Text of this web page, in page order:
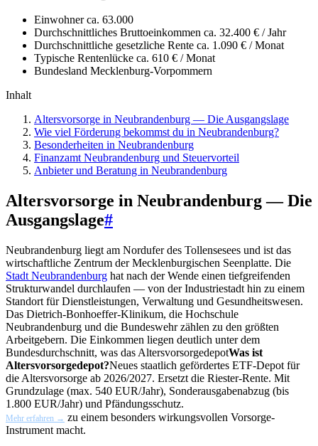
Einwohnerca. 63.000
Durchschnittliches Bruttoeinkommen ca. 32.400 € / Jahr
Durchschnittliche gesetzliche Rente ca. 1.090 € / Monat
Typische Rentenlücke ca. 610 € / Monat
Bundesland Mecklenburg-Vorpommern
Inhalt
Altersvorsorge in Neubrandenburg — Die Ausgangslage
Wie viel Förderung bekommst du in Neubrandenburg?
Besonderheiten in Neubrandenburg
Finanzamt Neubrandenburg und Steuervorteil
Anbieter und Beratung in Neubrandenburg
Altersvorsorge in Neubrandenburg — Die
Ausgangslage#
Neubrandenburg liegt am Nordufer des Tollensesees und ist das
wirtschaftliche Zentrum der Mecklenburgischen Seenplatte. Die
Stadt Neubrandenburg hat nach der Wende einen tiefgreifenden
Strukturwandel durchlaufen — von der Industriestadt hin zu einem
Standort für Dienstleistungen, Verwaltung und Gesundheitswesen.
Das Dietrich-Bonhoeffer-Klinikum, die Hochschule
Neubrandenburg und die Bundeswehr zählen zu den größten
Arbeitgebern. Die Einkommen liegen deutlich unter dem
Bundesdurchschnitt, was das AltersvorsorgedepotWas ist
Altersvorsorgedepot?Neues staatlich gefördertes ETF-Depot für
die Altersvorsorge ab 2026/2027. Ersetzt die Riester-Rente. Mit
Grundzulage (max. 540 EUR/Jahr), Sonderausgabenabzug (bis
1.800 EUR/Jahr) und Pfändungsschutz.
Mehr erfahren → zu einem besonders wirkungsvollen Vorsorge-
Instrument macht.